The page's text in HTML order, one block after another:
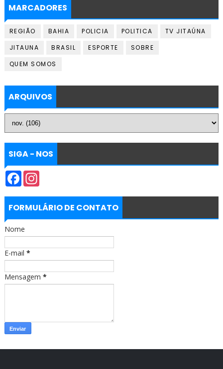
MARCADORES
REGIÃO BAHIA POLICIA POLITICA
TV JITAÚNA
JITAUNA
BRASIL ESPORTE
SOBRE
QUEM SOMOS
ARQUIVOS
SIGA - NOS
F
e
b
o
k
I
t
a
r
m
FORMULÁRIO DE CONTATO
Nome
E-mail *
Mensagem *